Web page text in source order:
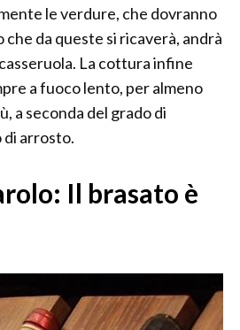
le verdure, che dovranno
da queste si ricaverà, andrà
La cottura infine
a fuoco lento, per almeno
a seconda del grado di
di arrosto.
Il brasato è